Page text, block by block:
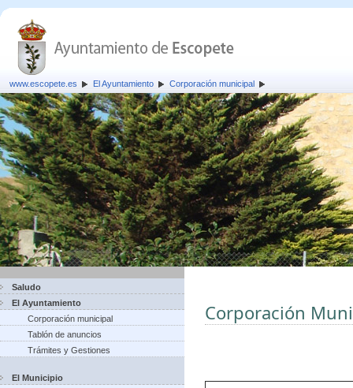
www.escopete.es El Ayuntamiento Corporación municipal
Saludo
El Ayuntamiento
Corporación municipal
Tablón de anuncios
Trámites y Gestiones
El Municipio
Corporación